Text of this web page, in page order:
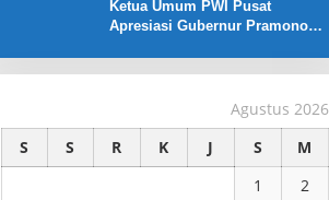
Ketua Umum PWI Pusat
Apresiasi Gubernur Pramono
Agustus 2026
S
S R K J S
M
1
2